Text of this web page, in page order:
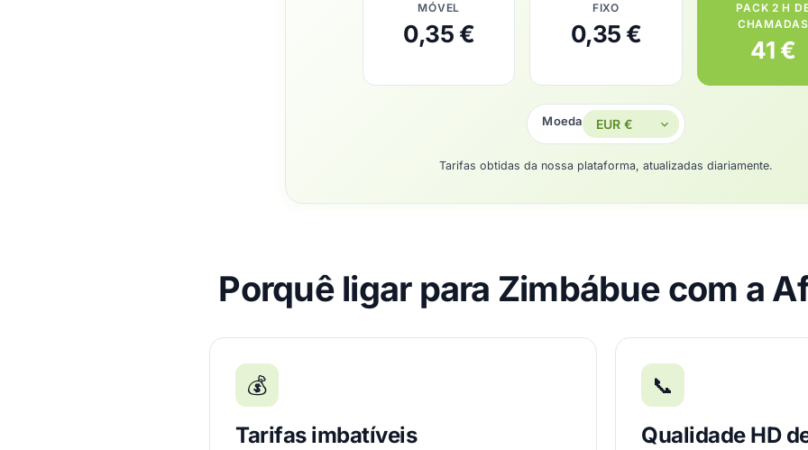
MÓVEL
0,35 €
FIXO
0,35 €
PACK 2 H
CHAMADAS
41 €
Moeda
Tarifas obtidas da nossa plataforma, atualizadas diariamente.
Porquê ligar para Zimbábue com a
💰
Tarifas imbatíveis
📞
Qualidade HD